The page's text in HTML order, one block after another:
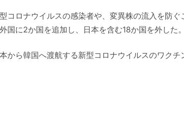
コロナウイルスの感染者や、変異株の流入を防
国に2か国を追加し、日本を含む18か国を外した。
から韓国へ渡航する新型コロナウイルスのワク